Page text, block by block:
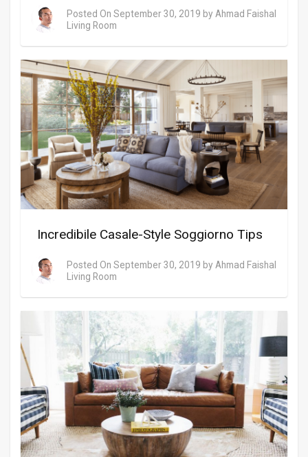
Posted On September 30, 2019 by Ahmad Faishal
Living Room
Incredibile Casale-Style Soggiorno Tips
Posted On September 30, 2019 by Ahmad Faishal
Living Room